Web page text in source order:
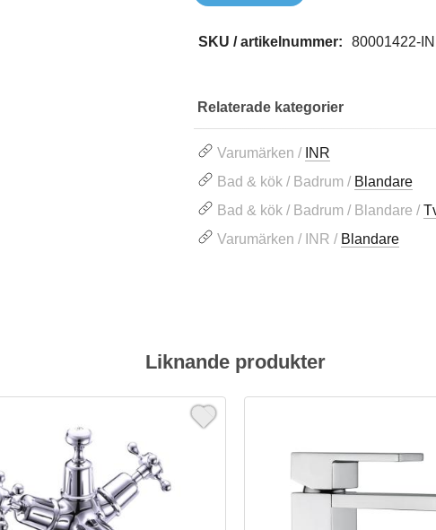
SKU / artikelnummer: 80001422-
Relaterade kategorier
Varumärken / INR
Bad & kök / Badrum / Blandare
Bad & kök / Badrum / Blandare /
Varumärken / INR / Blandare
Liknande produkter